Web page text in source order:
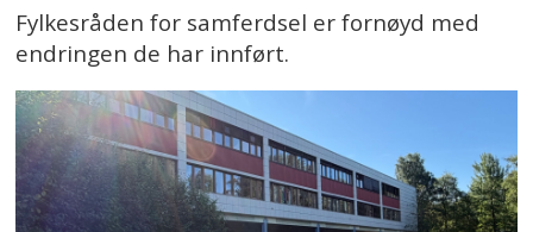
Fylkesråden for samferdsel er fornøyd med
endringen de har innført.